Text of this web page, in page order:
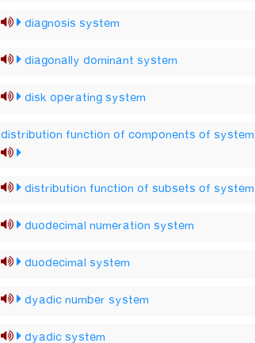
diagnosis system
diagonally dominant system
disk operating system
distribution function of components of system
distribution function of subsets of system
duodecimal numeration system
duodecimal system
dyadic number system
dyadic system